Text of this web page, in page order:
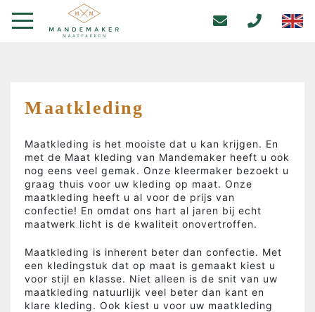
Maatkleding
Maatkleding is het mooiste dat u kan krijgen. En
met de Maat kleding van Mandemaker heeft u ook
nog eens veel gemak. Onze kleermaker bezoekt u
graag thuis voor uw kleding op maat. Onze
maatkleding heeft u al voor de prijs van
confectie! En omdat ons hart al jaren bij echt
maatwerk licht is de kwaliteit onovertroffen.
Maatkleding is inherent beter dan confectie. Met
een kledingstuk dat op maat is gemaakt kiest u
voor stijl en klasse. Niet alleen is de snit van uw
maatkleding natuurlijk veel beter dan kant en
klare kleding. Ook kiest u voor uw maatkleding